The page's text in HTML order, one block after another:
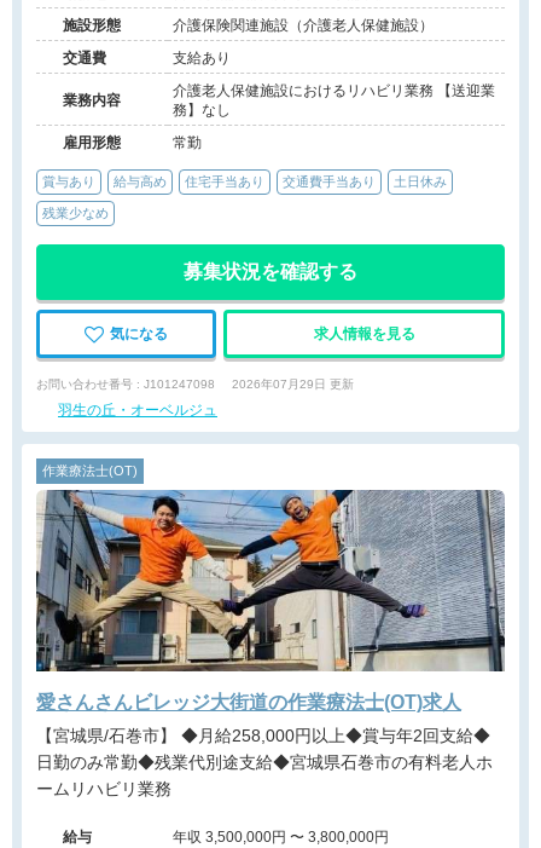
施設形態
介護保険関連施設（介護老人保健施設）
交通費
支給あり
業務内容
介護老人保健施設におけるリハビリ業務 【送迎業
務】なし
雇用形態
常勤
賞与あり 給与高め 住宅手当あり 交通費手当あり 土日休み
残業少なめ
募集状況を確認する
気になる 求人情報を見る
お問い合わせ番号 : J101247098 2026年07月29日 更新
羽生の丘・オーベルジュ
作業療法士(OT)
愛さんさんビレッジ大街道の作業療法士(OT)求人
【宮城県/石巻市】 ◆月給258,000円以上◆賞与年2回支給◆
日勤のみ常勤◆残業代別途支給◆宮城県石巻市の有料老人ホ
ームリハビリ業務
給与
年収 3,500,000円 〜 3,800,000円